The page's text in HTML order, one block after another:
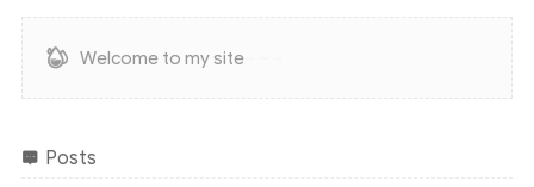
Welcome to my site~ ~ ~
Posts
文章
观影